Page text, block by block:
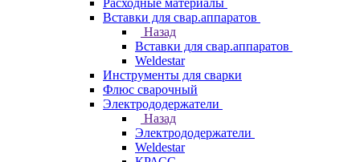
Расходные материалы
Вставки для свар.аппаратов
Назад
Вставки для свар.аппаратов
Weldestar
Инструменты для сварки
Флюс сварочный
Электрододержатели
Назад
Электрододержатели
Weldestar